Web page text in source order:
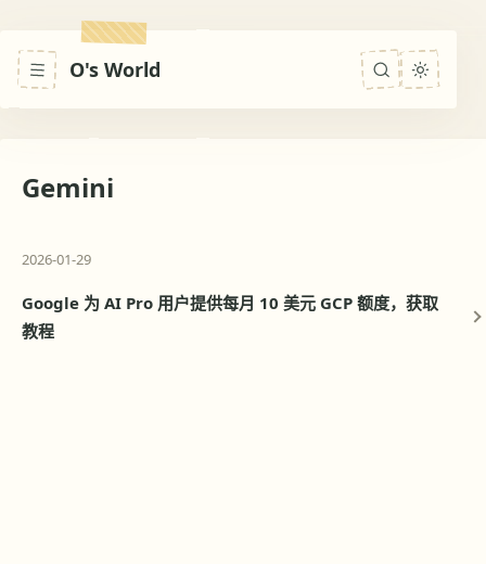
O's World
Gemini
2026-01-29
Google 为 AI Pro 用户提供每月 10 美元 GCP 额度，获取
教程